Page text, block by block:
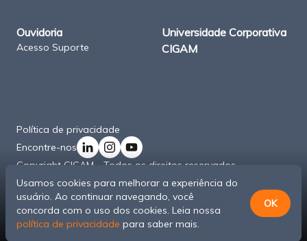
E
Vendas por WhatsApp
Ouvidoria
Acesso Suporte
Universidade Corporativa
CIGAM
Política de privacidade
Encontre-nos
Copyright CIGAM - Todos os direitos reservados
Usamos cookies para melhorar a experiência do
usuário. Ao continuar navegando, você
concorda com o uso dos cookies. Leia nossa
política de privacidade para saber mais.
OK